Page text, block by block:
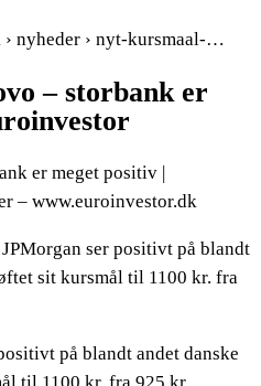
nyheder › nyt-kursmaal-…
– storbank er
er meget positiv |
– www.euroinvestor.dk
ser positivt på blandt
sit kursmål til 1100 kr. fra
på blandt andet danske